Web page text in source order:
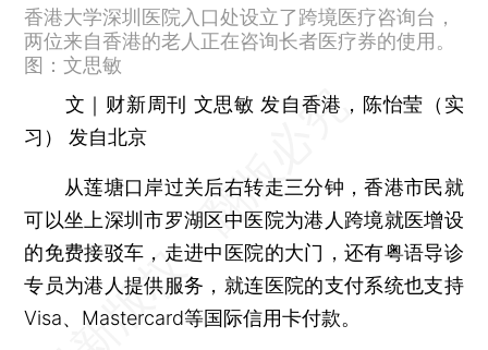
香港大学深圳医院入口处设立了跨境医疗咨询台，
两位来自香港的老人正在咨询长者医疗券的使用。
图：文思敏
文｜财新周刊 文思敏 发自香港，陈怡莹（实
习） 发自北京
从莲塘口岸过关后右转走三分钟，香港市民就
可以坐上深圳市罗湖区中医院为港人跨境就医增设
的免费接驳车，走进中医院的大门，还有粤语导诊
专员为港人提供服务，就连医院的支付系统也支持
Visa、Mastercard等国际信用卡付款。